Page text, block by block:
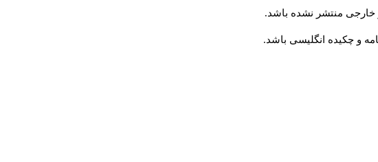
خارجی منتشر نشده باشد.
و چکیده انگلیسی باشد.